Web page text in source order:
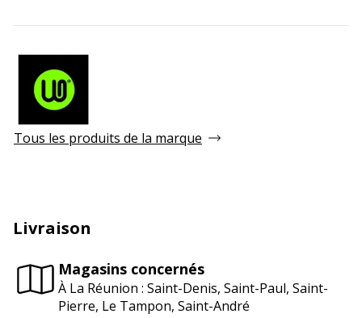
Tous les produits de la marque
Livraison
Magasins concernés
À La Réunion : Saint-Denis, Saint-Paul, Saint-
Pierre, Le Tampon, Saint-André